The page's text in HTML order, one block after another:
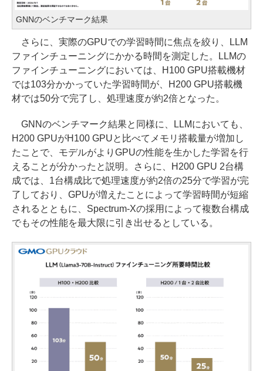
GNNのベンチマーク結果
さらに、実際のGPUでの学習時間に焦点を絞り、LLM
ファインチューニングにかかる時間を測定した。LLMの
ファインチューニングにおいては、H100 GPU搭載機材
では103分かかっていた学習時間が、H200 GPU搭載機
材では50分で完了し、処理速度が約2倍となった。
GNNのベンチマーク結果と同様に、LLMにおいても、
H200 GPUがH100 GPUと比べてメモリ搭載量が増加し
たことで、モデルがよりGPUの性能を生かした学習を行
えることが分かったと説明。さらに、H200 GPU 2台構
成では、1台構成比で処理速度が約2倍の25分で学習が完
了しており、GPUが増えたことによって学習時間が短縮
されるとともに、Spectrum-Xの採用によって複数台構成
でもその性能を最大限に引き出せるとしている。